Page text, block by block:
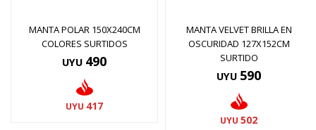
MANTA POLAR 150X240CM
COLORES SURTIDOS
UYU 490
UYU 417
MANTA VELVET BRILLA EN
OSCURIDAD 127X152CM
SURTIDO
UYU 590
UYU 502